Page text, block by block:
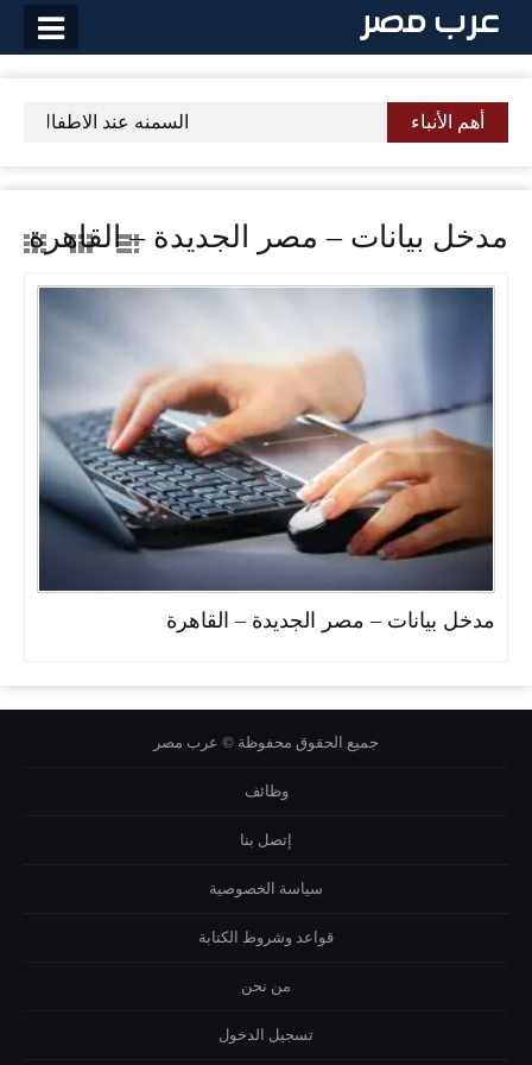
التخطي
أهم الأنباء السمنه عند الاطفال
مدخل بيانات – مصر الجديدة – القاهرة
مدخل بيانات – مصر الجديدة – القاهرة
جميع الحقوق محفوظة © عرب مصر
وظائف
إتصل بنا
سياسة الخصوصية
قواعد وشروط الكتابة
من نحن
تسجيل الدخول